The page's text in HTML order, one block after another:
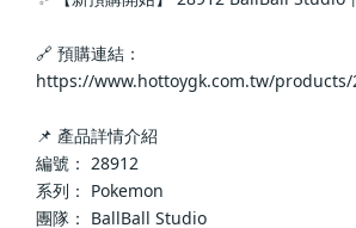
🔗 預購連結：
https://www.hottoygk.com.tw/products/
📌 產品詳情介紹
編號： 28912
系列： Pokemon
團隊： BallBall Studio